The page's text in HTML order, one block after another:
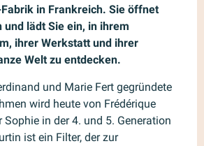
in Frankreich. Sie öffnet
und lädt Sie ein, in ihrem
ihrer Werkstatt und ihrer
Welt zu entdecken.
und Marie Fert gegründete
wird heute von Frédérique
Sophie in der 4. und 5. Generation
ist ein Filter, der zur